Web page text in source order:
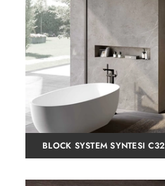
BLOCK SYSTEM SYNTESI C32